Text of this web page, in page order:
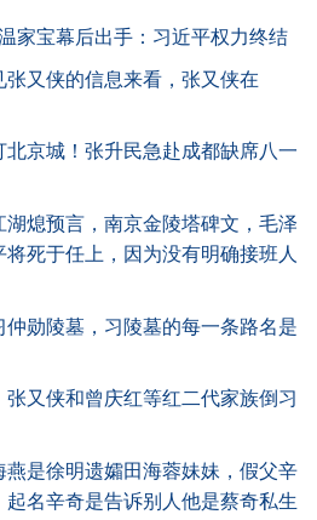
家宝幕后出手：习近平权力终结
又侠的信息来看，张又侠在
京城！张升民急赴成都缺席八一
熄预言，南京金陵塔碑文，毛泽
死于任上，因为没有明确接班人
勋陵墓，习陵墓的每一条路名是
又侠和曾庆红等红二代家族倒习
是徐明遗孀田海蓉妹妹，假父辛
名辛奇是告诉别人他是蔡奇私生